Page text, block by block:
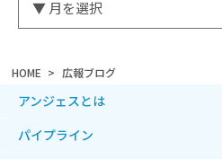
HOME 広報ブログ
アンジェスとは
パイプライン